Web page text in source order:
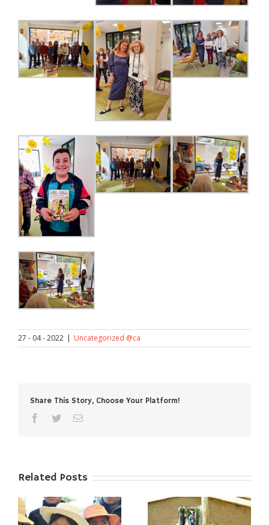
27 - 04 - 2022 | Uncategorized @ca
Share This Story, Choose Your Platform!
facebooktwitterEmail
Related Posts
COOPERATIVA
INCLUSIÓ I DRETS: